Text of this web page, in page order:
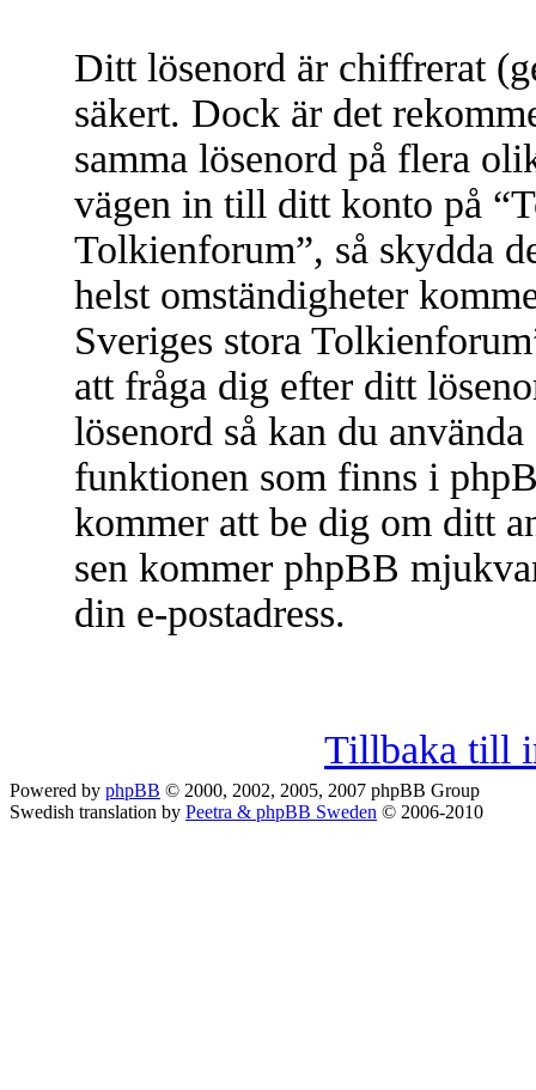
Ditt lösenord är chiffrerat
säkert. Dock är det
samma lösenord på flera
vägen in till ditt konto på
Tolkienforum”, så skydda
helst omständigheter
Sveriges stora
att fråga dig efter ditt
lösenord så kan du
funktionen som finns i
kommer att be dig om ditt
sen kommer phpBB
din e-postadress.
Tillbaka till
Powered by phpBB © 2000, 2002, 2005, 2007 phpBB Group
Swedish translation by Peetra & phpBB Sweden © 2006-2010